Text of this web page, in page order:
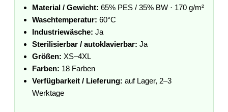
Material / Gewicht: 65% PES / 35% BW · 170 g/m²
Waschtemperatur: 60°C
Industriewäsche: Ja
Sterilisierbar / autoklavierbar: Ja
Größen: XS–4XL
Farben: 18 Farben
Verfügbarkeit / Lieferung: auf Lager, 2–3
Werktage